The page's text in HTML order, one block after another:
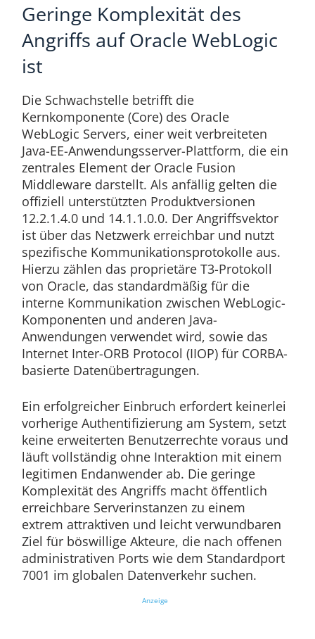
Geringe Komplexität des
Angriffs auf Oracle WebLogic
ist
Die Schwachstelle betrifft die
Kernkomponente (Core) des Oracle
WebLogic Servers, einer weit verbreiteten
Java-EE-Anwendungsserver-Plattform, die ein
zentrales Element der Oracle Fusion
Middleware darstellt. Als anfällig gelten die
offiziell unterstützten Produktversionen
12.2.1.4.0 und 14.1.1.0.0. Der Angriffsvektor
ist über das Netzwerk erreichbar und nutzt
spezifische Kommunikationsprotokolle aus.
Hierzu zählen das proprietäre T3-Protokoll
von Oracle, das standardmäßig für die
interne Kommunikation zwischen WebLogic-
Komponenten und anderen Java-
Anwendungen verwendet wird, sowie das
Internet Inter-ORB Protocol (IIOP) für CORBA-
basierte Datenübertragungen.
Ein erfolgreicher Einbruch erfordert keinerlei
vorherige Authentifizierung am System, setzt
keine erweiterten Benutzerrechte voraus und
läuft vollständig ohne Interaktion mit einem
legitimen Endanwender ab. Die geringe
Komplexität des Angriffs macht öffentlich
erreichbare Serverinstanzen zu einem
extrem attraktiven und leicht verwundbaren
Ziel für böswillige Akteure, die nach offenen
administrativen Ports wie dem Standardport
7001 im globalen Datenverkehr suchen.
Anzeige